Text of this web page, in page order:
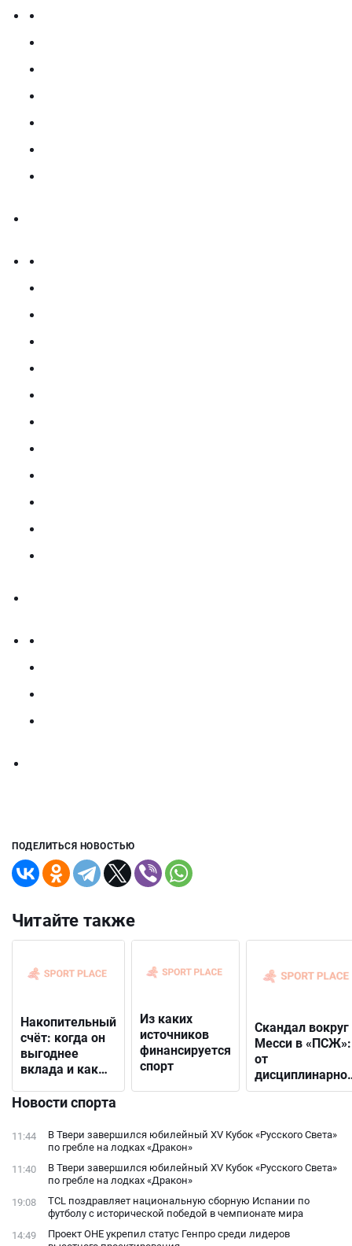
ПОДЕЛИТЬСЯ НОВОСТЬЮ
Читайте также
Накопительный
счёт: когда он
выгоднее
вклада и как
подходящий
Из каких
источников
финансируется
спорт
Скандал вокруг
Месси в «ПСЖ»:
от
решения до
фанатами
Новости спорта
11:44
В Твери завершился юбилейный XV Кубок «Русского Света»
по гребле на лодках «Дракон»
11:40
В Твери завершился юбилейный XV Кубок «Русского Света»
по гребле на лодках «Дракон»
19:08
TCL поздравляет национальную сборную Испании по
футболу с исторической победой в чемпионате мира
14:49
Проект ОНЕ укрепил статус Генпро среди лидеров